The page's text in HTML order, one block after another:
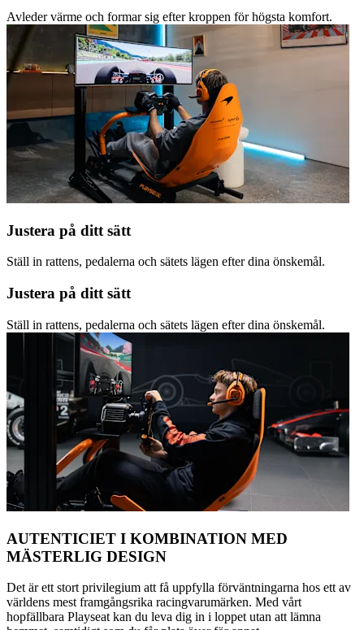
Avleder värme och formar sig efter kroppen för högsta komfort.
Justera på ditt sätt
Ställ in rattens, pedalerna och sätets lägen efter dina önskemål.
Justera på ditt sätt
Ställ in rattens, pedalerna och sätets lägen efter dina önskemål.
AUTENTICIET I KOMBINATION MED
MÄSTERLIG DESIGN
Det är ett stort privilegium att få uppfylla förväntningarna hos ett av
världens mest framgångsrika racingvarumärken. Med vårt
hopfällbara Playseat kan du leva dig in i loppet utan att lämna